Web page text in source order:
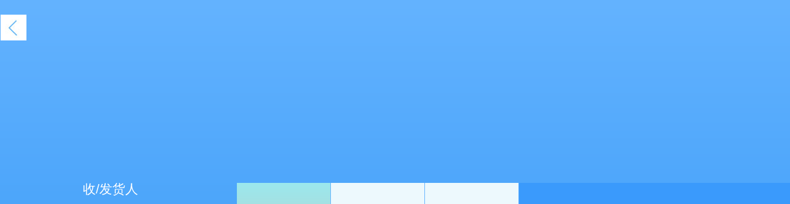
收/发货人